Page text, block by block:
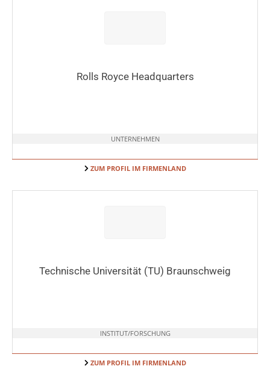
Rolls Royce Headquarters
UNTERNEHMEN
ZUM PROFIL IM FIRMENLAND
Technische Universität (TU) Braunschweig
INSTITUT/FORSCHUNG
ZUM PROFIL IM FIRMENLAND